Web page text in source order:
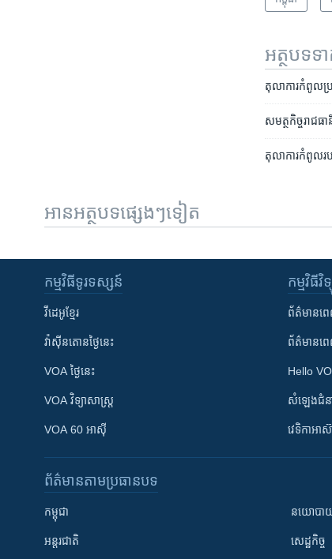
អត្ថបទ​ទ
តុលាការ​កំពូល​ប្
សមត្ថកិច្ច​រាជ
តុលាការ​កំពូល​រ
អានអត្ថបទផ្សេងៗទៀត
កម្មវិធី​ទូរទស្សន៍
វីដេអូ​ខ្មែរ
វ៉ាស៊ីនតោន​ថ្ងៃ​នេះ
VOA ថ្ងៃនេះ
VOA ​វិទ្យាសាស្ត្រ
VOA 60 អាស៊ី
កម្មវិធី​វិទ្
ព័ត៌មាន​ព
ព័ត៌មាន​​ពេ
Hello
សំឡេង​ជំន
វេទិកា​អា
ព័ត៌មាន​តាមប្រធានបទ​
កម្ពុជា
អន្តរជាតិ
នយោបា
សេដ្ឋកិច្ច